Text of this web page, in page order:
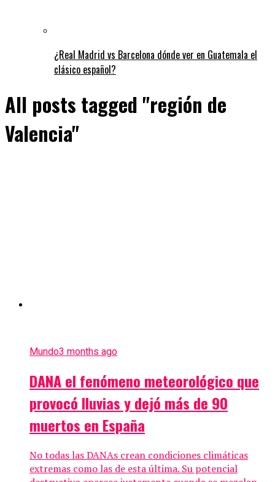
¿Real Madrid vs Barcelona dónde ver en Guatemala el
clásico español?
All posts tagged "región de
Valencia"
Mundo3 months ago
DANA el fenómeno meteorológico que
provocó lluvias y dejó más de 90
muertos en España
No todas las DANAs crean condiciones climáticas
extremas como las de esta última. Su potencial